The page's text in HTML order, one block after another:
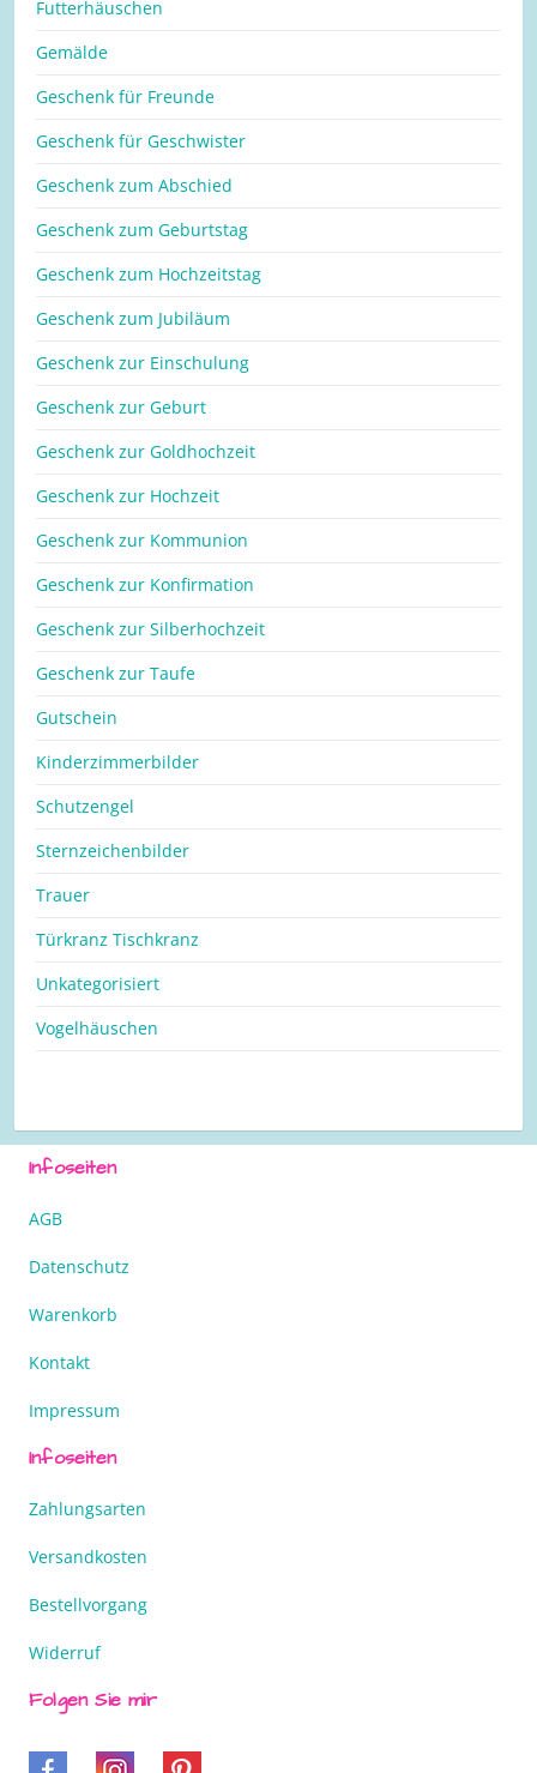
Futterhäuschen
Gemälde
Geschenk für Freunde
Geschenk für Geschwister
Geschenk zum Abschied
Geschenk zum Geburtstag
Geschenk zum Hochzeitstag
Geschenk zum Jubiläum
Geschenk zur Einschulung
Geschenk zur Geburt
Geschenk zur Goldhochzeit
Geschenk zur Hochzeit
Geschenk zur Kommunion
Geschenk zur Konfirmation
Geschenk zur Silberhochzeit
Geschenk zur Taufe
Gutschein
Kinderzimmerbilder
Schutzengel
Sternzeichenbilder
Trauer
Türkranz Tischkranz
Unkategorisiert
Vogelhäuschen
Infoseiten
AGB
Datenschutz
Warenkorb
Kontakt
Impressum
Infoseiten
Zahlungsarten
Versandkosten
Bestellvorgang
Widerruf
Folgen Sie mir